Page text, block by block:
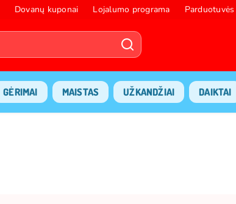
Dovanų kuponai Lojalumo programa Parduotuvės
GĖRIMAI MAISTAS UŽKANDŽIAI DAIKTAI